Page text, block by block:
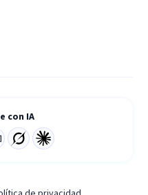
con IA